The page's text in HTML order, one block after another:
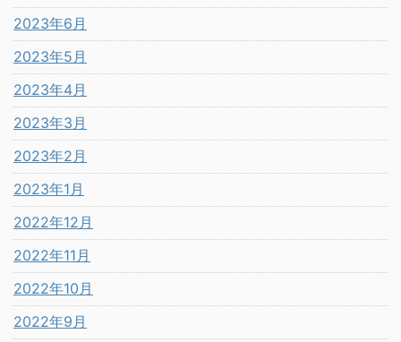
2023年6月
2023年5月
2023年4月
2023年3月
2023年2月
2023年1月
2022年12月
2022年11月
2022年10月
2022年9月